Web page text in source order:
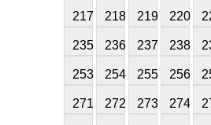
217 218 219 220
235 236 237 238
253 254 255 256
271 272 273 274